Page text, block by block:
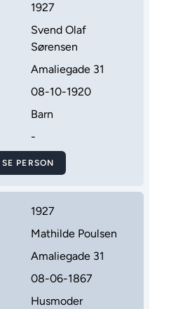
1927
Svend Olaf
Sørensen
Amaliegade 31
08-10-1920
Barn
-
SE PERSON
1927
Mathilde Poulsen
Amaliegade 31
08-06-1867
Husmoder